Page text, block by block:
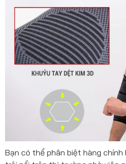
Bạn có thể phân biệt hàng chính